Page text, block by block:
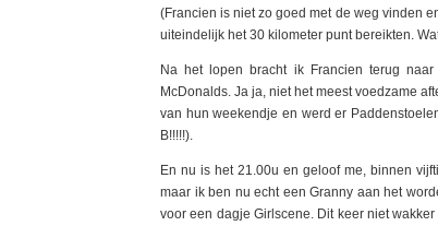
(Francien is niet zo goed met de weg vinden
uiteindelijk het 30 kilometer punt bereikten.
Na het lopen bracht ik Francien terug
McDonalds. Ja ja, niet het meest voedzame
van hun weekendje en werd er
B!!!!!).
En nu is het 21.00u en geloof me, binnen
maar ik ben nu echt een Granny aan het
voor een dagje Girlscene. Dit keer niet